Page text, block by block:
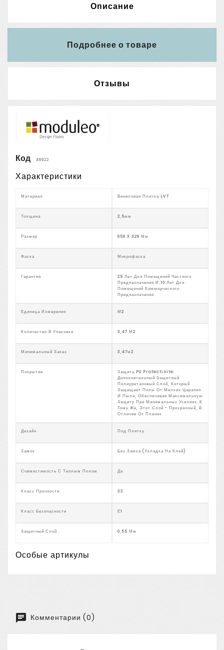
Описание
Подробнее о товаре
Отзывы
Код 46922
Характеристики
Материал Виниловая Плитка LVT
Толщина 2,5мм
Размер 659 X 329 Мм
Фаска Микрофаска
Гарантия
25 Лет Для Помещений Частного
Предназначения И 10 Лет Для
Помещений Коммерческого
Предназначения
Единица Измерения М2
Количество В Упаковке 3,47 М2
Минимальный Заказ 3,47м2
Покрытие
Защита PU Protectinite:
Дополнительный Защитный
Полиуретановый Слой, Который
Защищает Полы От Мелких Царапин
И Пыли, Обеспечивая Максимальную
Защиту При Минимальных Усилиях. К
Тому Же, Этот Слой - Прозрачный, В
Отличие От Пленок
Дизайн Под Плитку
Замок Без Замка (Укладка На Клей)
Совместимость С Теплым Полом Да
Класс Прочности 33
Класс Безопасности Е1
Защитный Слой 0,55 Мм
Особые артикулы
Комментарии (0)